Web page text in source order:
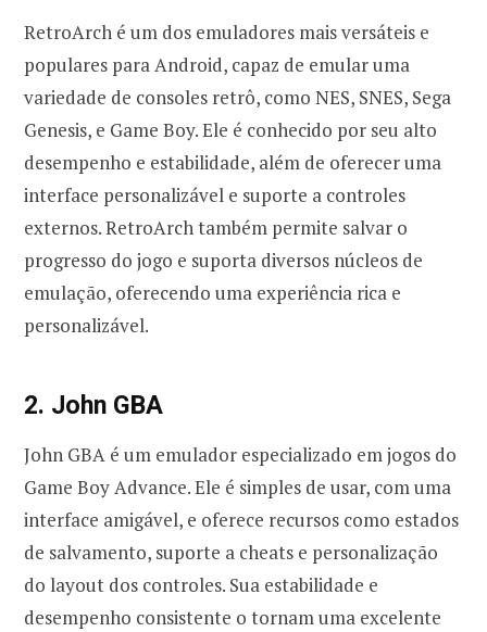
RetroArch é um dos emuladores mais versáteis e
populares para Android, capaz de emular uma
variedade de consoles retrô, como NES, SNES, Sega
Genesis, e Game Boy. Ele é conhecido por seu alto
desempenho e estabilidade, além de oferecer uma
interface personalizável e suporte a controles
externos. RetroArch também permite salvar o
progresso do jogo e suporta diversos núcleos de
emulação, oferecendo uma experiência rica e
personalizável.
2. John GBA
John GBA é um emulador especializado em jogos do
Game Boy Advance. Ele é simples de usar, com uma
interface amigável, e oferece recursos como estados
de salvamento, suporte a cheats e personalização
do layout dos controles. Sua estabilidade e
desempenho consistente o tornam uma excelente